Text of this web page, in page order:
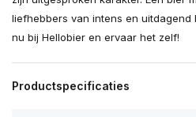
liefhebbers van intens en uitdagend
nu bij Hellobier en ervaar het zelf!
Productspecificaties